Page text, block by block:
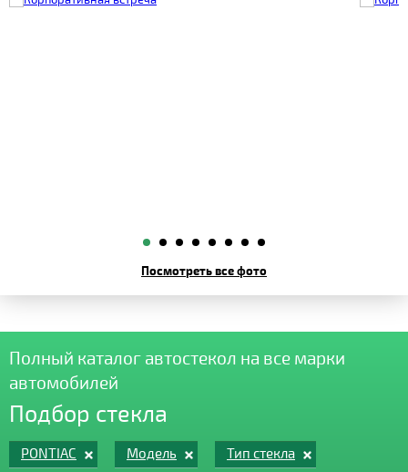
Посмотреть все фото
Полный каталог автостекол на все марки
автомобилей
Подбор стекла
PONTIAC Модель Тип стекла